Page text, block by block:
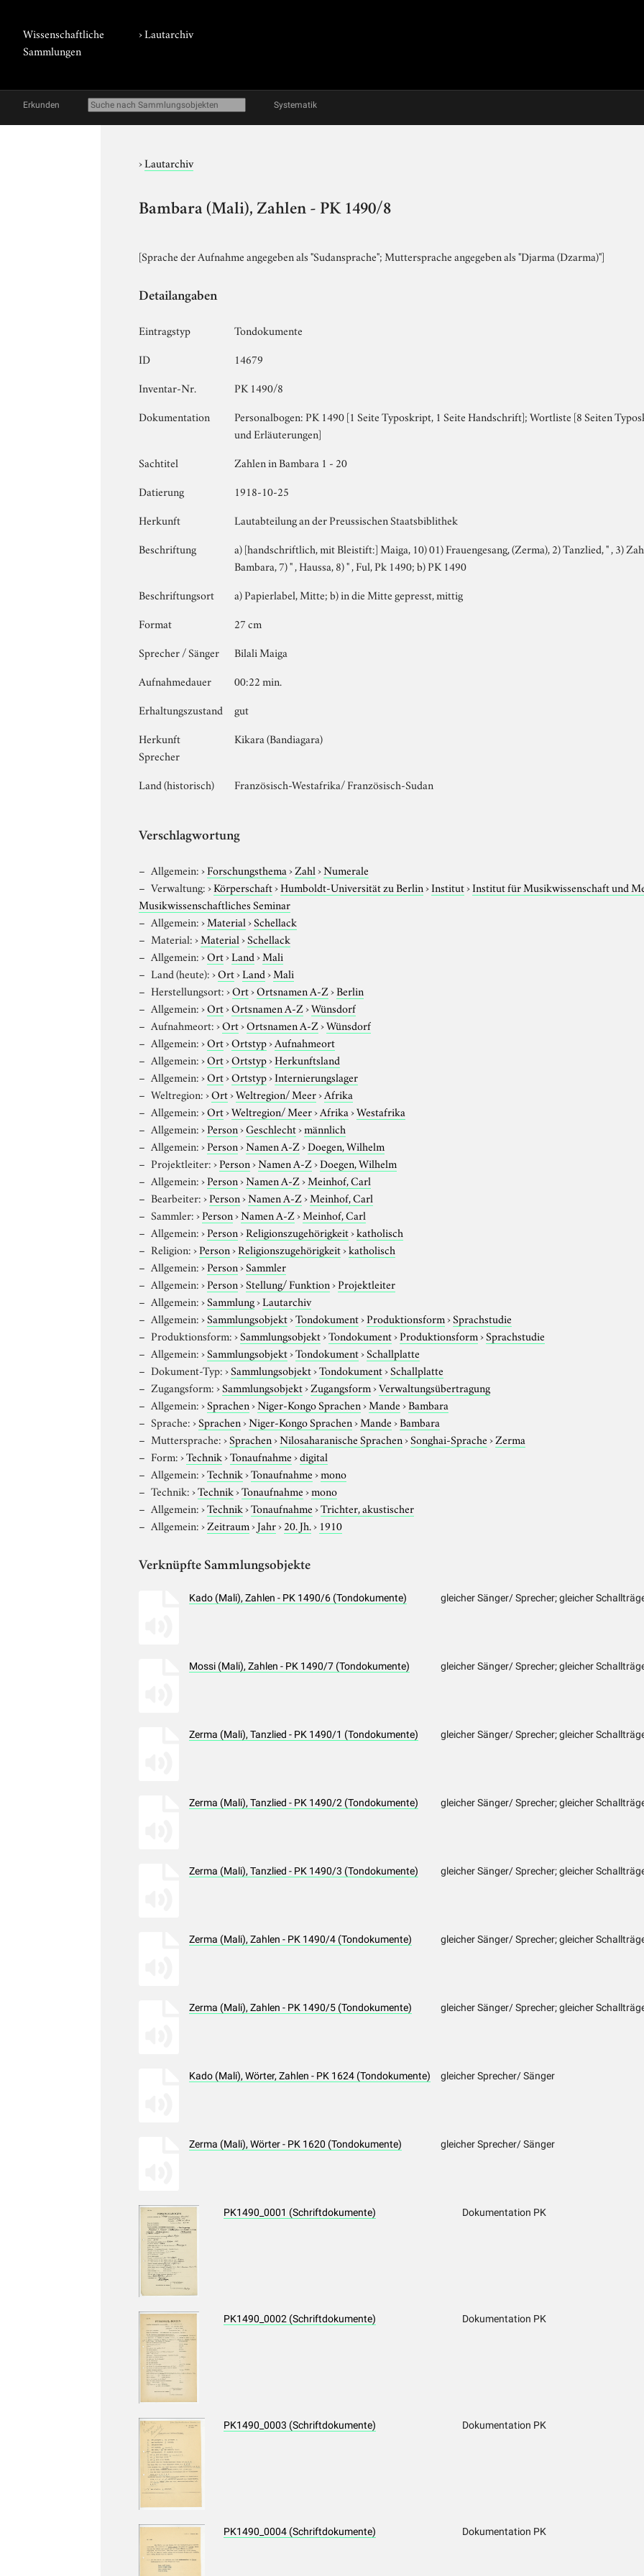
Wissenschaftliche
Sammlungen
›Lautarchiv
Erkunden Systematik
›Lautarchiv
Bambara (Mali), Zahlen - PK 1490/8
[Sprache der Aufnahme angegeben als "Sudansprache"; Muttersprache angegeben als "Djarma (Dzarma)"]
Detailangaben
Eintragstyp
Tondokumente
ID
14679
Inventar-Nr.
PK 1490/8
Dokumentation
Personalbogen: PK 1490 [1 Seite Typoskript, 1 Seite Handschrift]; Wortliste [8 Seiten
und Erläuterungen]
Sachtitel
Zahlen in Bambara 1 - 20
Datierung
1918-10-25
Herkunft
Lautabteilung an der Preussischen Staatsbiblithek
Beschriftung
a) [handschriftlich, mit Bleistift:] Maiga, 10) 01) Frauengesang, (Zerma), 2) Tanzlied, " , 3)
Bambara, 7) " , Haussa, 8) " , Ful, Pk 1490; b) PK 1490
Beschriftungsort
a) Papierlabel, Mitte; b) in die Mitte gepresst, mittig
Format
27 cm
Sprecher / Sänger
Bilali Maiga
Aufnahmedauer
00:22 min.
Erhaltungszustand
gut
Herkunft
Sprecher
Kikara (Bandiagara)
Land (historisch) Französisch-Westafrika/ Französisch-Sudan
Verschlagwortung
Allgemein:›Forschungsthema›Zahl›Numerale
Verwaltung:›Körperschaft›Humboldt-Universität zu Berlin›Institut›Institut für Musikwissenschaft und
Musikwissenschaftliches Seminar
Allgemein:›Material›Schellack
Material:›Material›Schellack
Allgemein:›Ort›Land›Mali
Land (heute):›Ort›Land›Mali
Herstellungsort:›Ort›Ortsnamen A-Z›Berlin
Allgemein:›Ort›Ortsnamen A-Z›Wünsdorf
Aufnahmeort:›Ort›Ortsnamen A-Z›Wünsdorf
Allgemein:›Ort›Ortstyp›Aufnahmeort
Allgemein:›Ort›Ortstyp›Herkunftsland
Allgemein:›Ort›Ortstyp›Internierungslager
Weltregion:›Ort›Weltregion/ Meer›Afrika
Allgemein:›Ort›Weltregion/ Meer›Afrika›Westafrika
Allgemein:›Person›Geschlecht›männlich
Allgemein:›Person›Namen A-Z›Doegen, Wilhelm
Projektleiter:›Person›Namen A-Z›Doegen, Wilhelm
Allgemein:›Person›Namen A-Z›Meinhof, Carl
Bearbeiter:›Person›Namen A-Z›Meinhof, Carl
Sammler:›Person›Namen A-Z›Meinhof, Carl
Allgemein:›Person›Religionszugehörigkeit›katholisch
Religion:›Person›Religionszugehörigkeit›katholisch
Allgemein:›Person›Sammler
Allgemein:›Person›Stellung/ Funktion›Projektleiter
Allgemein:›Sammlung›Lautarchiv
Allgemein:›Sammlungsobjekt›Tondokument›Produktionsform›Sprachstudie
Produktionsform:›Sammlungsobjekt›Tondokument›Produktionsform›Sprachstudie
Allgemein:›Sammlungsobjekt›Tondokument›Schallplatte
Dokument-Typ:›Sammlungsobjekt›Tondokument›Schallplatte
Zugangsform:›Sammlungsobjekt›Zugangsform›Verwaltungsübertragung
Allgemein:›Sprachen›Niger-Kongo Sprachen›Mande›Bambara
Sprache:›Sprachen›Niger-Kongo Sprachen›Mande›Bambara
Muttersprache:›Sprachen›Nilosaharanische Sprachen›Songhai-Sprache›Zerma
Form:›Technik›Tonaufnahme›digital
Allgemein:›Technik›Tonaufnahme›mono
Technik:›Technik›Tonaufnahme›mono
Allgemein:›Technik›Tonaufnahme›Trichter, akustischer
Allgemein:›Zeitraum›Jahr›20. Jh.› 1910
Verknüpfte Sammlungsobjekte
Kado (Mali), Zahlen - PK 1490/6 (Tondokumente) gleicher Sänger/ Sprecher; gleicher
Mossi (Mali), Zahlen - PK 1490/7 (Tondokumente) gleicher Sänger/ Sprecher; gleicher
Zerma (Mali), Tanzlied - PK 1490/1 (Tondokumente) gleicher Sänger/ Sprecher; gleicher
Zerma (Mali), Tanzlied - PK 1490/2 (Tondokumente) gleicher Sänger/ Sprecher; gleicher
Zerma (Mali), Tanzlied - PK 1490/3 (Tondokumente) gleicher Sänger/ Sprecher; gleicher
Zerma (Mali), Zahlen - PK 1490/4 (Tondokumente) gleicher Sänger/ Sprecher; gleicher
Zerma (Mali), Zahlen - PK 1490/5 (Tondokumente) gleicher Sänger/ Sprecher; gleicher
Kado (Mali), Wörter, Zahlen - PK 1624 (Tondokumente) gleicher Sprecher/ Sänger
Zerma (Mali), Wörter - PK 1620 (Tondokumente) gleicher Sprecher/ Sänger
PK1490_0001 (Schriftdokumente) Dokumentation PK
PK1490_0002 (Schriftdokumente) Dokumentation PK
PK1490_0003 (Schriftdokumente) Dokumentation PK
PK1490_0004 (Schriftdokumente) Dokumentation PK